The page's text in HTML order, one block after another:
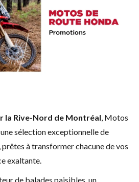
la Rive-Nord de Montréal, Motos
sélection exceptionnelle de
, prêtes à transformer chacune de vos
exaltante.
de balades paisibles, un